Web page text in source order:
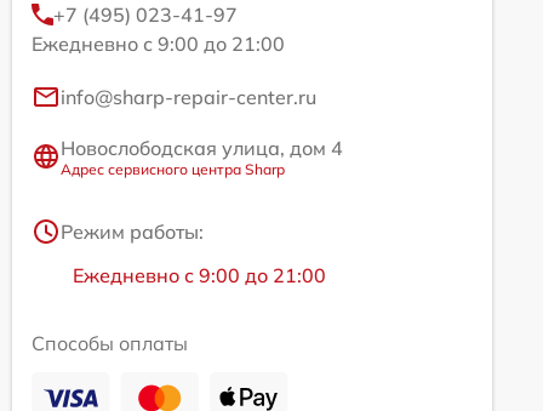
+7 (495) 023-41-97
Ежедневно с 9:00 до 21:00
info@sharp-repair-center.ru
Новослободская улица, дом 4
Адрес сервисного центра Sharp
Режим работы:
Ежедневно с 9:00 до 21:00
Способы оплаты